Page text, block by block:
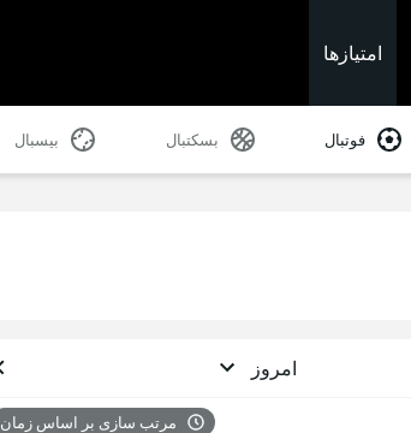
امتیازها
فوتبال بسکتبال بیسبال
امروز
مرتب سازی بر اساس زمان